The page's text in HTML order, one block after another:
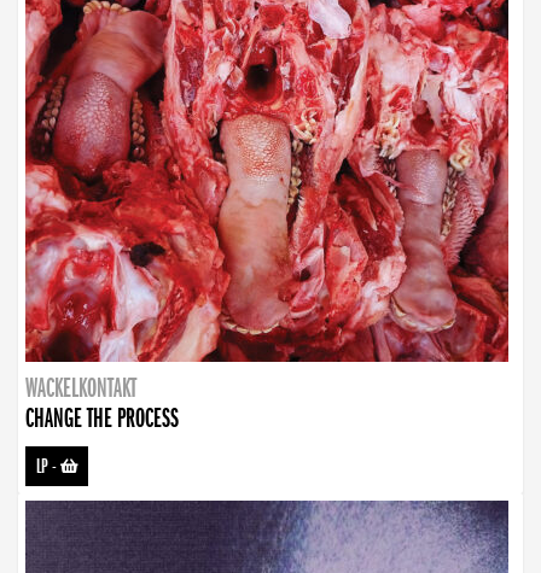
WACKELKONTAKT
CHANGE THE PROCESS
LP-